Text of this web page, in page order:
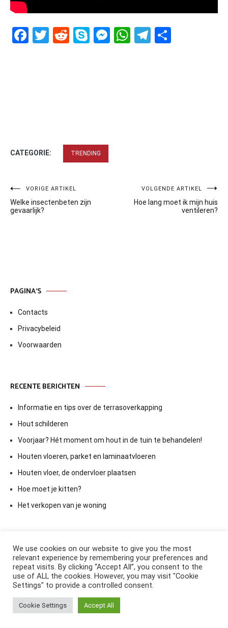
Facebook
Twitter
RedditSkypeMessenger
WhatsApp
Telegram
CATEGORIE: TRENDING
Bericht
navigatie
VORIGE ARTIKEL
Welke insectenbeten zijn
gevaarlijk?
VOLGENDE ARTIKEL
Hoe lang moet ik mijn huis
ventileren?
PAGINA’S
Contacts
Privacybeleid
Voorwaarden
RECENTE BERICHTEN
Informatie en tips over de terrasoverkapping
Hout schilderen
Voorjaar? Hét moment om hout in de tuin te behandelen!
Houten vloeren, parket en laminaatvloeren
Houten vloer, de ondervloer plaatsen
Hoe moet je kitten?
Het verkopen van je woning
Copyright © 2026ElkAntwoord.com
Cenoteby ThemeGrill. Aangedreven door
We use cookies on our website to give you the most
relevant experience by remembering your preferences and
repeat visits. By clicking “Accept All”, you consent to the
use of ALL the cookies. However, you may visit "Cookie
Settings" to provide a controlled consent.
Cookie Settings Accept All